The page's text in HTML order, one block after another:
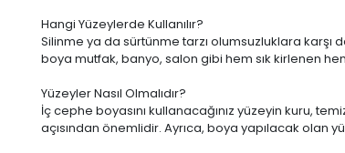
Hangi Yüzeylerde Kullanılır?
Silinme ya da sürtünme tarzı olumsuzluklara karşı
boya mutfak, banyo, salon gibi hem sık kirlenen
Yüzeyler Nasıl Olmalıdır?
İç cephe boyasını kullanacağınız yüzeyin kuru,
açısından önemlidir. Ayrıca, boya yapılacak olan